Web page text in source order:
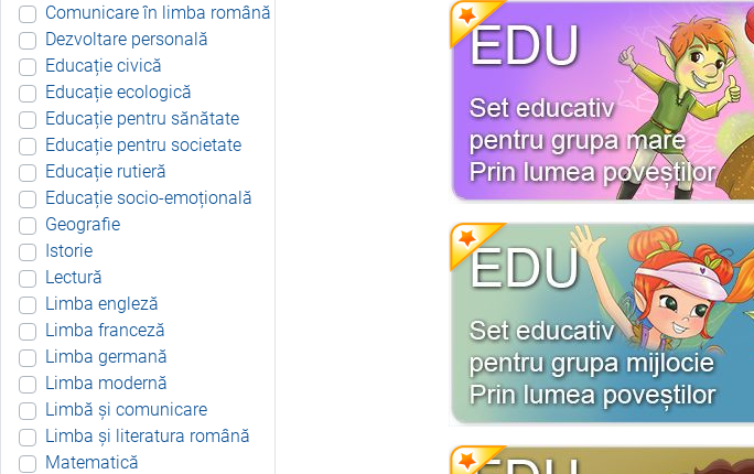
Comunicare în limba română
Dezvoltare personală
Educație civică
Educație ecologică
Educație pentru sănătate
Educație pentru societate
Educație rutieră
Educație socio-emoțională
Geografie
Istorie
Lectură
Limba engleză
Limba franceză
Limba germană
Limba modernă
Limbă și comunicare
Limba și literatura română
Matematică